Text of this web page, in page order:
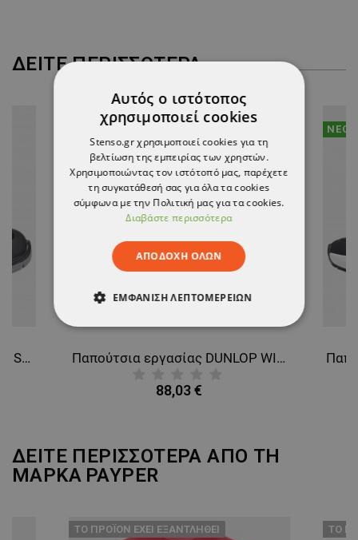
ΔΕΊΤΕ ΠΕΡΙΣΣΌΤΕΡΑ
Παπούτσια εργασίας UNO LOW S3S FO LG SR ESD Παπούτσια εργασίας DUNLOP WING EVO O2 FO SR HRO DARK GREY
88,03 €
ΝΈΟ
ΔΕΙΤΕ ΠΕΡΙΣΣΟΤΕΡΑ ΑΠΟ ΤΗ
ΜΑΡΚΑ PAYPER
ТΟ ΠΡΟΪΌΝ ΈΧΕΙ ΕΞΑΝΤΛΗΘΕΊ ТΟ
Αυτός ο ιστότοπος
χρησιμοποιεί cookies
Stenso.gr χρησιμοποιεί cookies για τη
βελτίωση της εμπειρίας των χρηστών.
Χρησιμοποιώντας τον ιστότοπό μας, παρέχετε
τη συγκατάθεσή σας για όλα τα cookies
σύμφωνα με την Πολιτική μας για τα cookies.
Διαβάστε περισσότερα
ΑΠΟΔΟΧΉ ΌΛΩΝ
ΕΜΦΆΝΙΣΗ ΛΕΠΤΟΜΕΡΕΙΏΝ
ΜΗ ΤΑΞΙΝΟΜΗΜΈΝΑ